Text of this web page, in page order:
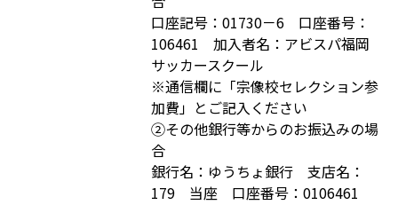
口座記号：01730－6 口座番号：
106461 加入者名：アビスパ福岡
サッカースクール
※通信欄に「宗像校セレクション参
加費」とご記入ください
②その他銀行等からのお振込みの場
合
銀行名：ゆうちょ銀行 支店名：
179 当座 口座番号：0106461